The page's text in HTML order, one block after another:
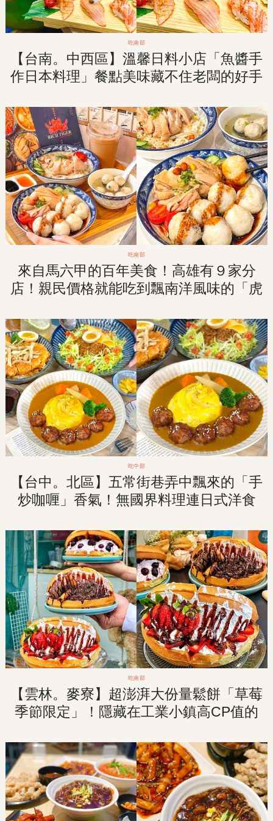
吃南部
【台南。中西區】溫馨日料小店「魚醬手
作日本料理」餐點美味藏不住老闆的好手
吃南部
來自馬六甲的百年美食！高雄有９家分
店！親民價格就能吃到飄南洋風味的「虎
吃中部
【台中。北區】五常街巷弄中飄來的「手
炒咖喱」香氣！無國界料理連日式洋食
吃南部
【雲林。麥寮】超澎湃大份量鬆餅「草莓
季節限定」！隱藏在工業小鎮高CP值的